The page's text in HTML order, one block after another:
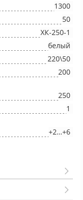
1300
50
ХК-250-1
белый
220\50
200
250
1
+2…+6